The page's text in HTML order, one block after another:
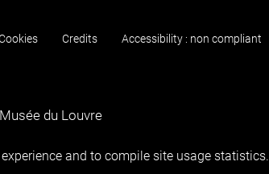
Credits Accessibility : non compliant
and to compile site usage statistics.